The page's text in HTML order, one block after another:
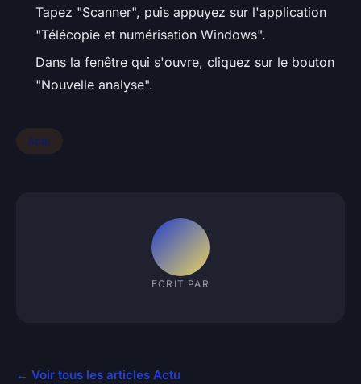
Tapez "Scanner", puis appuyez sur l'application
"Télécopie et numérisation Windows".
Dans la fenêtre qui s'ouvre, cliquez sur le bouton
"Nouvelle analyse".
Actu
ECRIT PAR
← Voir tous les articles Actu